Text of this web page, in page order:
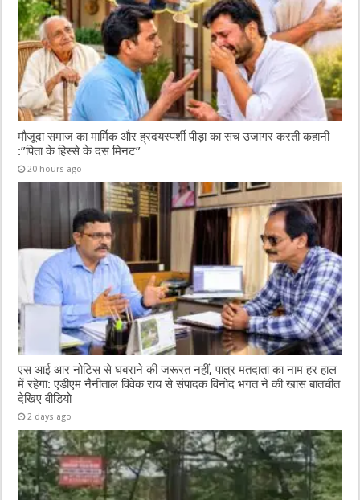
मौजूदा समाज का मार्मिक और ह्रदयस्पर्शी पीड़ा का सच उजागर करती कहानी
:”पिता के हिस्से के दस मिनट”
20 hours ago
एस आई आर नोटिस से घबराने की जरूरत नहीं, पात्र मतदाता का नाम हर हाल
में रहेगा: एडीएम नैनीताल विवेक राय से संपादक विनोद भगत ने की खास बातचीत
देखिए वीडियो
2 days ago